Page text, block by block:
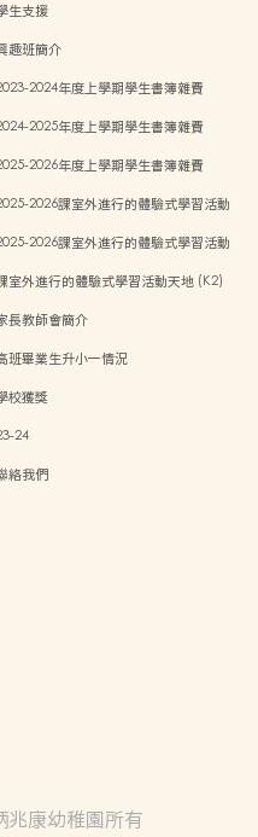
生支援
趣班簡介
2024年度上學期學生書簿雜費
2025年度上學期學生書簿雜費
2026年度上學期學生書簿雜費
2026課室外進行的體驗式學習活動
2026課室外進行的體驗式學習活動
室外進行的體驗式學習活動天地 (K2)
長教師會簡介
班畢業生升小一情況
校獲獎
24
絡我們
康幼稚園所有